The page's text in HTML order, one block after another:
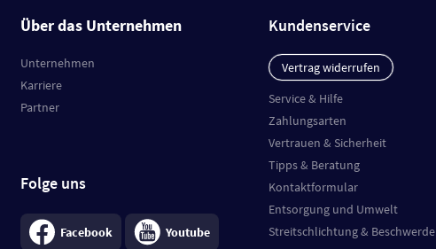
Über das Unternehmen
Unternehmen
Karriere
Partner
Folge uns
Facebook Youtube
Kundenservice
Vertrag widerrufen
Service & Hilfe
Zahlungsarten
Vertrauen & Sicherheit
Tipps & Beratung
Kontaktformular
Entsorgung und Umwelt
Streitschlichtung & Beschwerde